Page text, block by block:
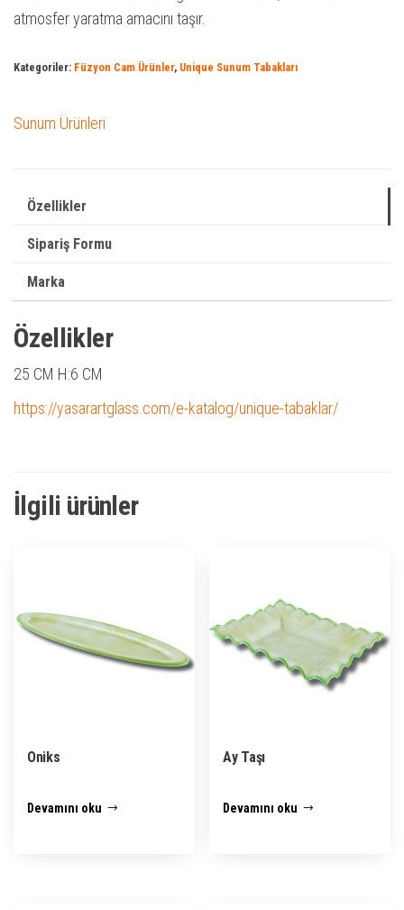
atmosfer yaratma amacını taşır.
Kategoriler: Füzyon Cam Ürünler, Unique Sunum Tabakları
Sunum Ürünleri
Özellikler
Sipariş Formu
Marka
Özellikler
25 CM H:6 CM
https://yasarartglass.com/e-katalog/unique-tabaklar/
İlgili ürünler
Oniks
Devamını oku
Ay Taşı
Devamını oku